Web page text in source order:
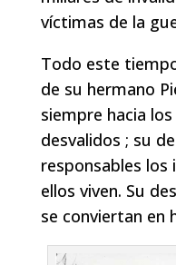
víctimas de la
Todo este
de su hermano
siempre hacia
desvalidos ; su
responsables los
ellos viven. Su
se conviertan en